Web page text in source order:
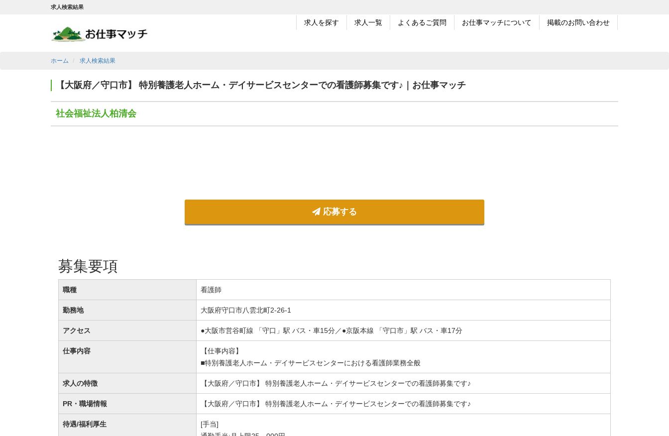
求人検索結果
求人を探す 求人一覧 よくあるご質問 お仕事マッチについて 掲載のお問い合わせ
ホーム 求人検索結果
【大阪府／守口市】 特別養護老人ホーム・デイサービスセンターでの看護師募集です♪｜お仕事マッチ
社会福祉法人柏清会
応募する
募集要項
職種 看護師
勤務地 大阪府守口市八雲北町2-26-1
アクセス ●大阪市営谷町線 「守口」駅 バス・車15分／●京阪本線 「守口市」駅 バス・車17分
仕事内容
【仕事内容】
■特別養護老人ホーム・デイサービスセンターにおける看護師業務全般
求人の特徴 【大阪府／守口市】 特別養護老人ホーム・デイサービスセンターでの看護師募集です♪
PR・職場情報 【大阪府／守口市】 特別養護老人ホーム・デイサービスセンターでの看護師募集です♪
待遇/福利厚生
[手当]